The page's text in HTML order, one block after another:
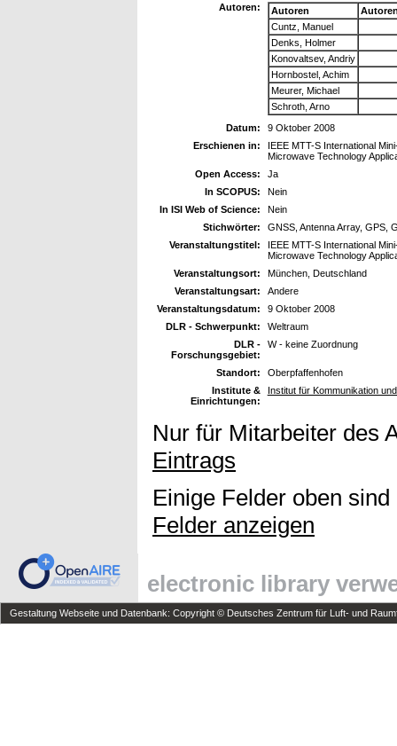
Autoren:
Autoren
Cuntz, Manuel
Denks, Holmer
Konovaltsev, Andriy
Hornbostel, Achim
Meurer, Michael
Schroth, Arno
Datum:
9 Oktober 2008
Erschienen in:
IEEE MTT-S International
Microwave Technology
Open Access:
Ja
In SCOPUS:
Nein
In ISI Web of Science:
Nein
Stichwörter:
GNSS, Antenna Array, GPS,
Veranstaltungstitel:
IEEE MTT-S International
Microwave Technology
Veranstaltungsort:
München, Deutschland
Veranstaltungsart:
Andere
Veranstaltungsdatum:
9 Oktober 2008
DLR - Schwerpunkt:
Weltraum
DLR -
Forschungsgebiet:
W - keine Zuordnung
Standort:
Oberpfaffenhofen
Institute &
Einrichtungen:
Institut für Kommunikation
Nur für Mitarbeiter des
Eintrags
Einige Felder oben
Felder anzeigen
electronic library
Gestaltung Webseite und Datenbank: Copyright © Deutsches Zentrum für Luft- und